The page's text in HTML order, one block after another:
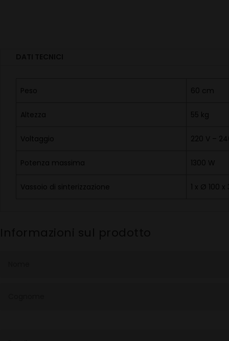
Peso 60 cm
Altezza 55 kg
Voltaggio 220 V –
Potenza massima 1300 W
Vassoio di sinterizzazione 1 x Ø 100